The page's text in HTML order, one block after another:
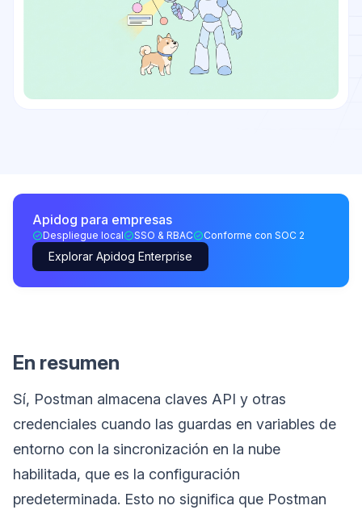
Apidog para empresas
Despliegue local SSO & RBAC Conforme con SOC 2
Explorar Apidog Enterprise
En resumen
Sí, Postman almacena claves API y otras
credenciales cuando las guardas en variables de
entorno con la sincronización en la nube
habilitada, que es la configuración
predeterminada. Esto no significa que Postman